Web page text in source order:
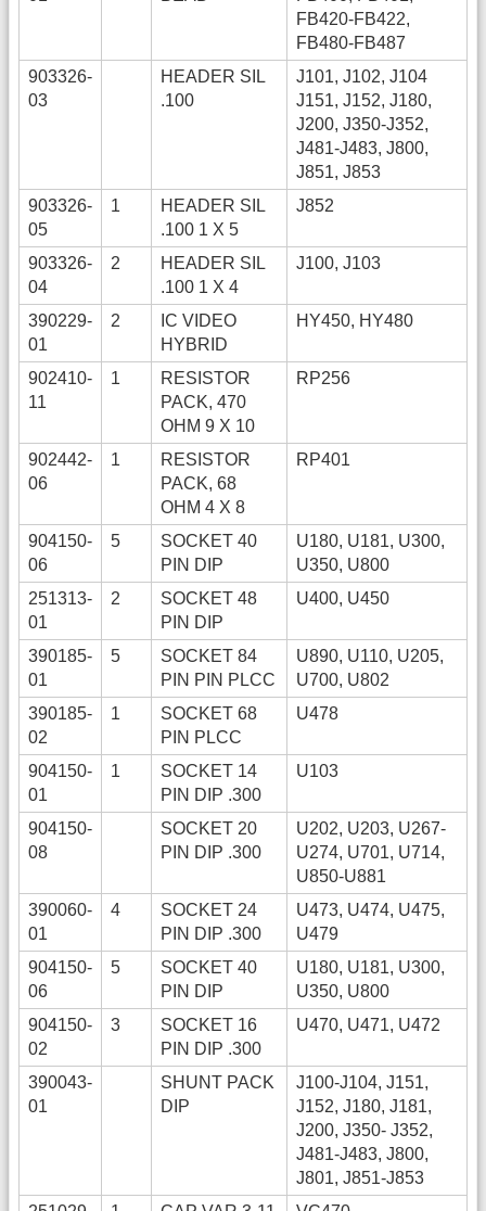
FB420-FB422,
FB480-FB487
903326-
03
HEADER SIL
.100
J101, J102, J104
J151, J152, J180,
J200, J350-J352,
J481-J483, J800,
J851, J853
903326-
05
1
HEADER SIL
.100 1 X 5
J852
903326-
04
2
HEADER SIL
.100 1 X 4
J100, J103
390229-
01
2
IC VIDEO
HYBRID
HY450, HY480
902410-
11
1
RESISTOR
PACK, 470
OHM 9 X 10
RP256
902442-
06
1
RESISTOR
PACK, 68
OHM 4 X 8
RP401
904150-
06
5
SOCKET 40
PIN DIP
U180, U181, U300,
U350, U800
251313-
01
2
SOCKET 48
PIN DIP
U400, U450
390185-
01
5
SOCKET 84
PIN PIN PLCC
U890, U110, U205,
U700, U802
390185-
02
1
SOCKET 68
PIN PLCC
U478
904150-
01
1
SOCKET 14
PIN DIP .300
U103
904150-
08
SOCKET 20
PIN DIP .300
U202, U203, U267-
U274, U701, U714,
U850-U881
390060-
01
4
SOCKET 24
PIN DIP .300
U473, U474, U475,
U479
904150-
06
5
SOCKET 40
PIN DIP
U180, U181, U300,
U350, U800
904150-
02
3
SOCKET 16
PIN DIP .300
U470, U471, U472
390043-
01
SHUNT PACK
DIP
J100-J104, J151,
J152, J180, J181,
J200, J350- J352,
J481-J483, J800,
J801, J851-J853